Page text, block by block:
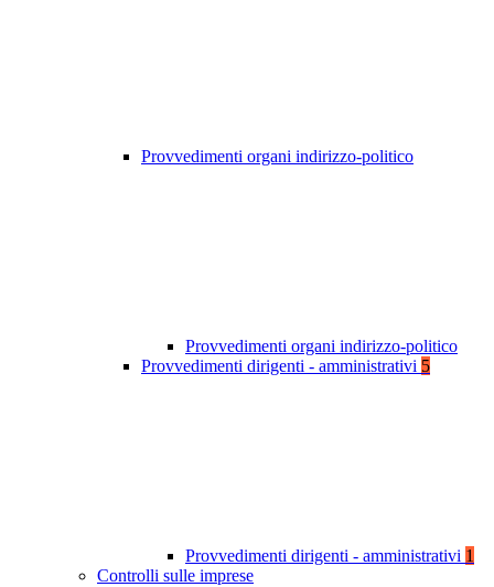
Provvedimenti organi indirizzo-politico
Provvedimenti organi indirizzo-politico
Provvedimenti dirigenti - amministrativi 5
Provvedimenti dirigenti - amministrativi 1
Controlli sulle imprese